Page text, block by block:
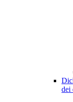
dei